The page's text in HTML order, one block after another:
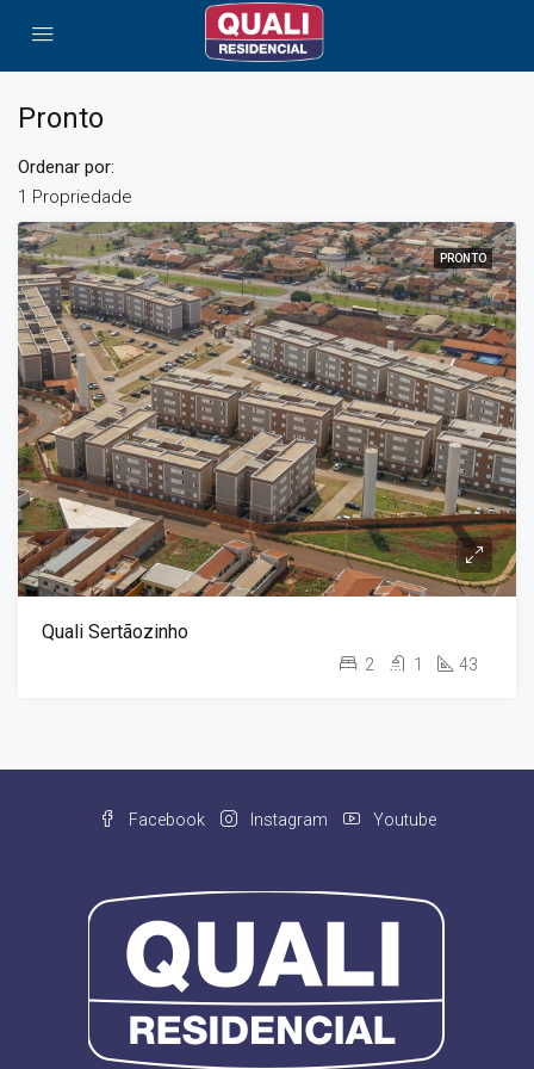
Pronto
1 Propriedade
Ordenar por:
PRONTO
Quali Sertãozinho
2 1 43
Facebook Instagram Youtube